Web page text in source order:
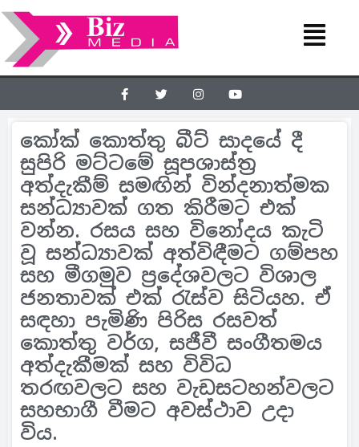
කෝක් කොත්තු බීට් සාදයේ දී
සුපිරි මට්ටමේ සූපශාස්ත‍්‍ර
අත්දැකීම් සමඟින් වින්දනාත්මක
සන්ධ්‍යාවක් ගත කිරීමට එක්
වන්න. රසය සහ විනෝදය කැටි
වූ සන්ධ්‍යාවක් අත්විඳීමට ගම්පහ
සහ මීගමුව ප‍්‍රදේශවලට විශාල
ජනතාවක් එක් රැස්ව සිටියහ. ඒ
සඳහා පැමිණි පිරිස රසවත්
කොත්තු වර්ග, සජීවී සංගීතමය
අත්දැකීමක් සහ විවිධ
තරඟවලට සහ වැඩසටහන්වලට
සහභාගී වීමට අවස්ථාව උදා
විය.